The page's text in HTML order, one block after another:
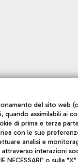
del sito web
assimilabili ai
di prima e terza
con le sue
analisi e
interazioni
NECESSARI" o sulla